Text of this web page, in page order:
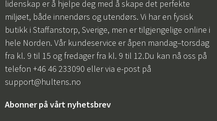
lidenskap er å hjelpe deg med å skape det perfekte
miljøet, både innendørs og utendørs. Vi har en fysisk
butikk i Staffanstorp, Sverige, men er tilgjengelige online i
hele Norden. Vår kundeservice er åpen mandag–torsdag
fra kl. 9 til 15 og fredager fra kl. 9 til 12.Du kan nå oss på
telefon +46 46 233090 eller via e-post på
support@hultens.no
Abonner på vårt nyhetsbrev